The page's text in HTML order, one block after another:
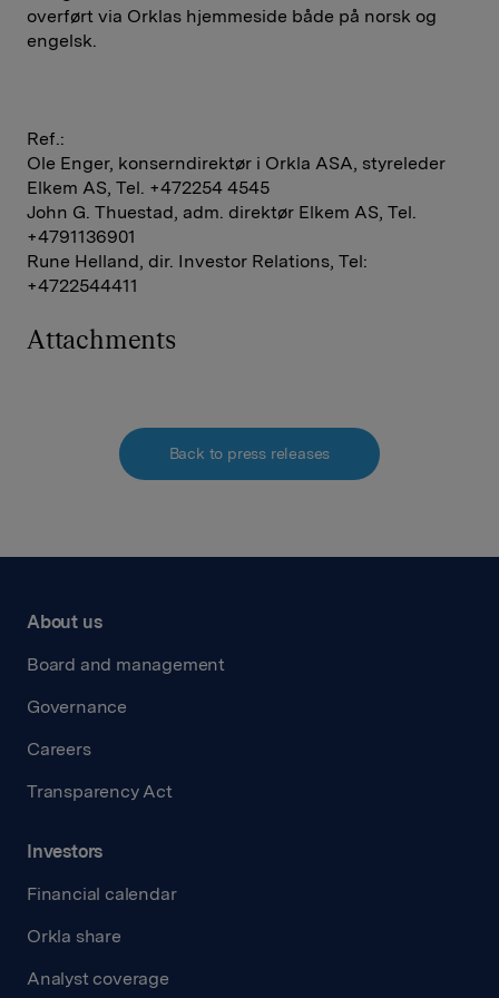
overført via Orklas hjemmeside både på norsk og
engelsk.
Ref.:
Ole Enger, konserndirektør i Orkla ASA, styreleder
Elkem AS, Tel. +472254 4545
John G. Thuestad, adm. direktør Elkem AS, Tel.
+4791136901
Rune Helland, dir. Investor Relations, Tel:
+4722544411
Attachments
Back to press releases
About us
Board and management
Governance
Careers
Transparency Act
Investors
Financial calendar
Orkla share
Analyst coverage